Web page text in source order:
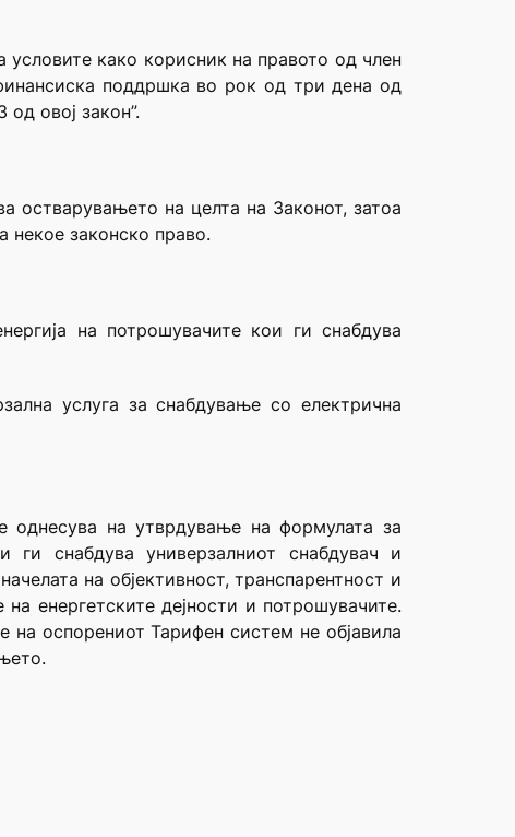
условите како корисник на правото од член
поддршка во рок од три дена од
овој закон”.
остварувањето на целта на Законот, затоа
некое законско право.
на потрошувачите кои ги снабдува
услуга за снабдување со електрична
однесува на утврдување на формулата за
ги снабдува универзалниот снабдувач и
на објективност, транспарентност и
енергетските дејности и потрошувачите.
оспорениот Тарифен систем не објавила